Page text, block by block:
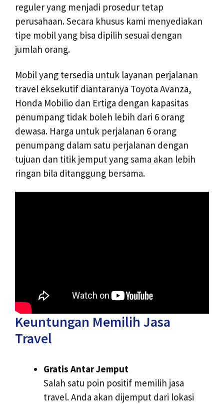
reguler yang menjadi prosedur tetap
perusahaan. Secara khusus kami menyediakan
tipe mobil yang bisa dipilih sesuai dengan
jumlah orang.
Mobil yang tersedia untuk layanan perjalanan
travel eksekutif diantaranya Toyota Avanza,
Honda Mobilio dan Ertiga dengan kapasitas
penumpang tidak boleh lebih dari 6 orang
dewasa. Harga untuk perjalanan 6 orang
penumpang dalam satu perjalanan dengan
tujuan dan titik jemput yang sama akan lebih
ringan bila ditanggung bersama.
Keuntungan Memilih Jasa
Travel
Gratis Antar Jemput
Salah satu poin positif memilih jasa
travel. Anda akan dijemput dari lokasi